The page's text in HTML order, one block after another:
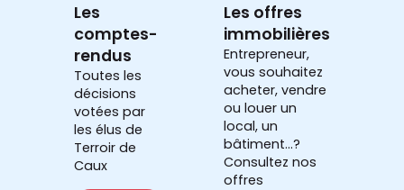
Les
comptes-
rendus
Toutes les
décisions
votées par
les élus de
Terroir de
Caux
Les offres
immobilières
Entrepreneur,
vous souhaitez
acheter, vendre
ou louer un
local, un
bâtiment...?
Consultez nos
offres